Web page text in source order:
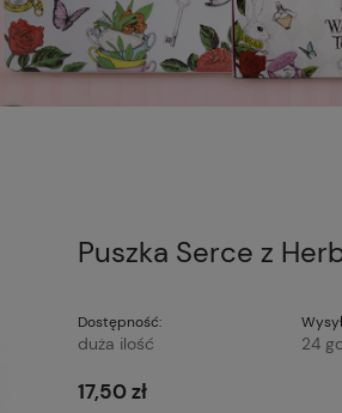
Puszka Serce z
Dostępność:
duża ilość 24
17,50 zł